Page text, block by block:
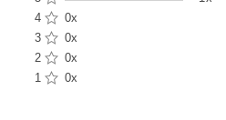
4
0x
3
0x
2
0x
1
0x